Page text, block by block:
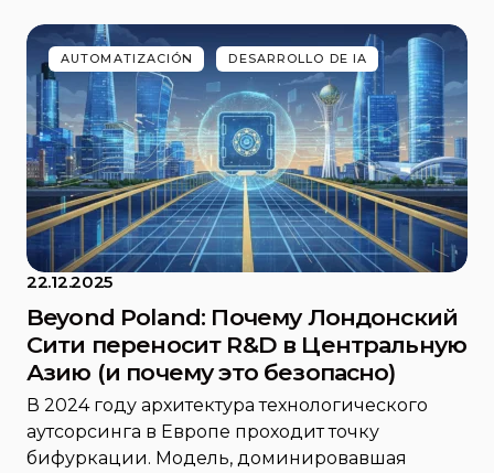
AUTOMATIZACIÓN DESARROLLO DE IA
22.12.2025
Beyond Poland: Почему Лондонский
Сити переносит R&D в Центральную
Азию (и почему это безопасно)
В 2024 году архитектура технологического
аутсорсинга в Европе проходит точку
бифуркации. Модель, доминировавшая